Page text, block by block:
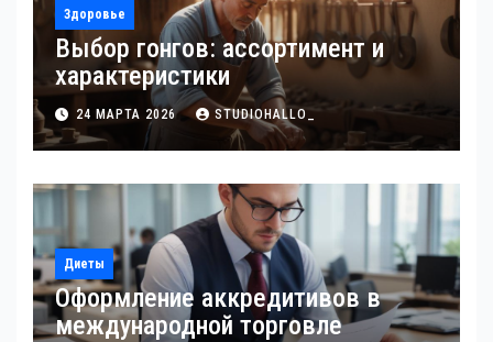
Здоровье
Выбор гонгов: ассортимент и
характеристики
24 МАРТА 2026 STUDIOHALLO_
Диеты
Оформление аккредитивов в
международной торговле